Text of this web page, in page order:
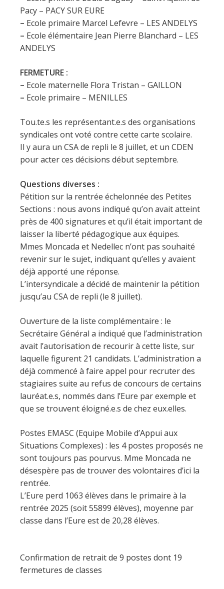
Pacy – PACY SUR EURE
– Ecole primaire Marcel Lefevre – LES ANDELYS
– Ecole élémentaire Jean Pierre Blanchard – LES
ANDELYS
FERMETURE :
– Ecole maternelle Flora Tristan – GAILLON
– Ecole primaire – MENILLES
Tou.te.s les représentant.e.s des organisations
syndicales ont voté contre cette carte scolaire.
Il y aura un CSA de repli le 8 juillet, et un CDEN
pour acter ces décisions début septembre.
Questions diverses :
Pétition sur la rentrée échelonnée des Petites
Sections : nous avons indiqué qu’on avait atteint
près de 400 signatures et qu’il était important de
laisser la liberté pédagogique aux équipes.
Mmes Moncada et Nedellec n’ont pas souhaité
revenir sur le sujet, indiquant qu’elles y avaient
déjà apporté une réponse.
L’intersyndicale a décidé de maintenir la pétition
jusqu’au CSA de repli (le 8 juillet).
Ouverture de la liste complémentaire : le
Secrétaire Général a indiqué que l’administration
avait l’autorisation de recourir à cette liste, sur
laquelle figurent 21 candidats. L’administration a
déjà commencé à faire appel pour recruter des
stagiaires suite au refus de concours de certains
lauréat.e.s, nommés dans l’Eure par exemple et
que se trouvent éloigné.e.s de chez eux.elles.
Postes EMASC (Equipe Mobile d’Appui aux
Situations Complexes) : les 4 postes proposés ne
sont toujours pas pourvus. Mme Moncada ne
désespère pas de trouver des volontaires d’ici la
rentrée.
L’Eure perd 1063 élèves dans le primaire à la
rentrée 2025 (soit 55899 élèves), moyenne par
classe dans l’Eure est de 20,28 élèves.
Confirmation de retrait de 9 postes dont 19
fermetures de classes